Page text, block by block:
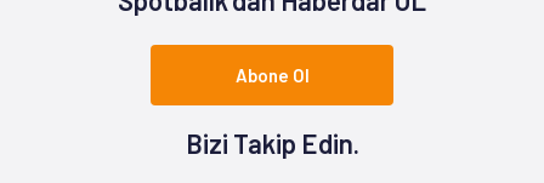
Abone Ol
Bizi Takip Edin.